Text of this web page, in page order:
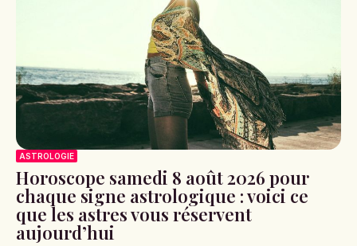
ASTROLOGIE
Horoscope samedi 8 août 2026 pour
chaque signe astrologique : voici ce
que les astres vous réservent
aujourd’hui